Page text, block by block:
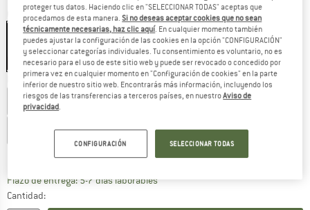
Color:Black
45%
Elegir talla:
4-5 Years 6-7 Years 8 Years 10-12 Years
14-16 Years 18 Years
Guía de tallas
Plazo de entrega: 5-7 días laborablesEl enlace se abre en una ventana
Cantidad:
proteger tus datos. Haciendo clic en "SELECCIONAR TODAS" aceptas que
procedamos de esta manera.Si no deseas aceptar cookies que no sean
técnicamente necesarias, haz clic aquí. En cualquier momento también
puedes ajustar la configuración de las cookies en la opción "CONFIGURACIÓN"
y seleccionar categorías individuales. Tu consentimiento es voluntario, no es
necesario para el uso de este sitio web y puede ser revocado o concedido por
primera vez en cualquier momento en "Configuración de cookies" en la parte
inferior de nuestro sitio web. Encontrarás más información, incluyendo los
riesgos de las transferencias a terceros países, en nuestroAviso de
privacidad.
CONFIGURACIÓN SELECCIONAR TODAS